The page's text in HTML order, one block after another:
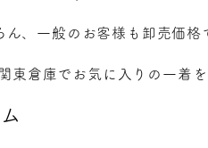
、一般のお客様も卸売価格
東倉庫でお気に入りの一着